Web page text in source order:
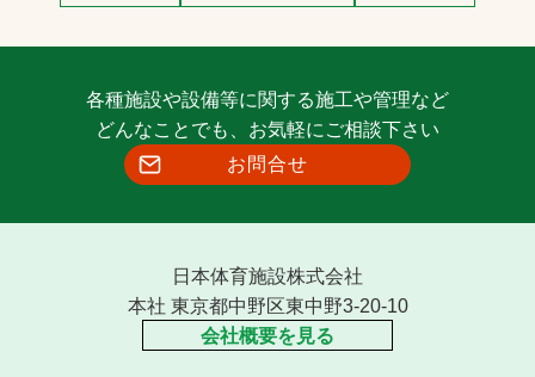
各種施設や設備等に関する施工や管理など
どんなことでも、お気軽にご相談下さい
お問合せ
日本体育施設株式会社
本社 東京都中野区東中野3-20-10
会社概要を見る